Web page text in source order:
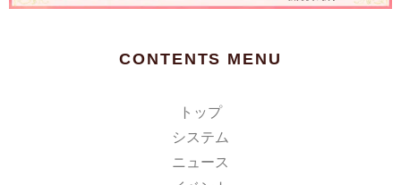
CONTENTS MENU
トップ
システム
ニュース